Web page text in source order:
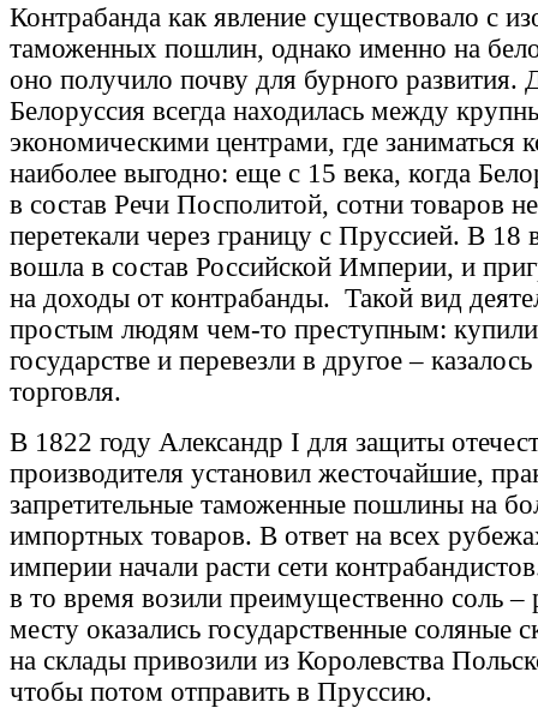
Контрабанда как явление существовало с
таможенных пошлин, однако именно на
оно получило почву для бурного развития.
Белоруссия всегда находилась между
экономическими центрами, где заниматься
наиболее выгодно: еще с 15 века, когда
в состав Речи Посполитой, сотни товаров
перетекали через границу с Пруссией. В 18
вошла в состав Российской Империи, и
на доходы от контрабанды. Такой вид
простым людям чем-то преступным:
государстве и перевезли в другое –
торговля.
В 1822 году Александр I для защиты
производителя установил жесточайшие,
запретительные таможенные пошлины на
импортных товаров. В ответ на всех
империи начали расти сети
в то время возили преимущественно соль –
месту оказались государственные соляные
на склады привозили из Королевства
чтобы потом отправить в Пруссию.